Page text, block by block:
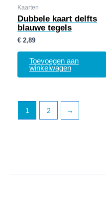
Kaarten
Dubbele kaart delfts
blauwe tegels
€ 2,89
Toevoegen aan
winkelwagen
1 2 →